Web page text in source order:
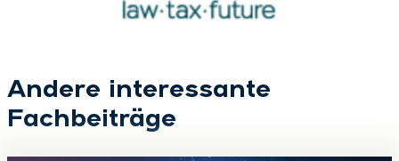
Andere interessante
Fachbeiträge